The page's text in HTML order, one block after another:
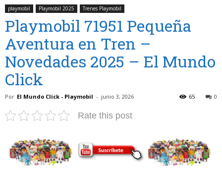
playmobil Playmobil 2025 Trenes Playmobil
Playmobil 71951 Pequeña
Aventura en Tren –
Novedades 2025 – El Mundo
Click
Por El Mundo Click - Playmobil - junio 3, 2026 0
65
Rate this post